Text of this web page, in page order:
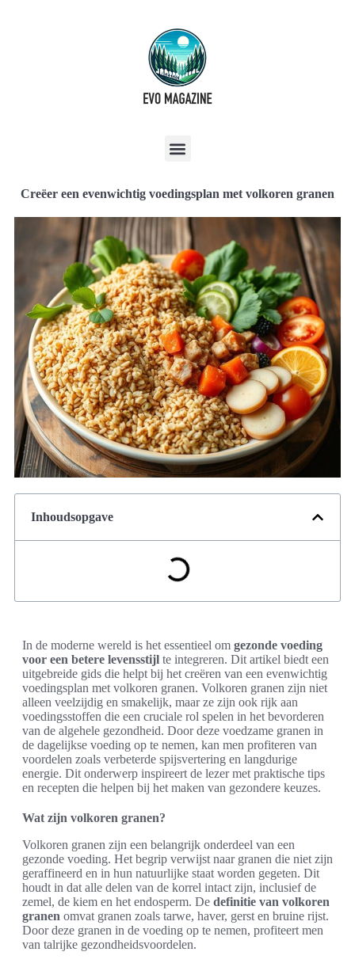
Creëer een evenwichtig voedingsplan met volkoren granen
Inhoudsopgave
In de moderne wereld is het essentieel om gezonde voeding
voor een betere levensstijl te integreren. Dit artikel biedt een
uitgebreide gids die helpt bij het creëren van een evenwichtig
voedingsplan met volkoren granen. Volkoren granen zijn niet
alleen veelzijdig en smakelijk, maar ze zijn ook rijk aan
voedingsstoffen die een cruciale rol spelen in het bevorderen
van de algehele gezondheid. Door deze voedzame granen in
de dagelijkse voeding op te nemen, kan men profiteren van
voordelen zoals verbeterde spijsvertering en langdurige
energie. Dit onderwerp inspireert de lezer met praktische tips
en recepten die helpen bij het maken van gezondere keuzes.
Wat zijn volkoren granen?
Volkoren granen zijn een belangrijk onderdeel van een
gezonde voeding. Het begrip verwijst naar granen die niet zijn
geraffineerd en in hun natuurlijke staat worden gegeten. Dit
houdt in dat alle delen van de korrel intact zijn, inclusief de
zemel, de kiem en het endosperm. De definitie van volkoren
granen omvat granen zoals tarwe, haver, gerst en bruine rijst.
Door deze granen in de voeding op te nemen, profiteert men
van talrijke gezondheidsvoordelen.